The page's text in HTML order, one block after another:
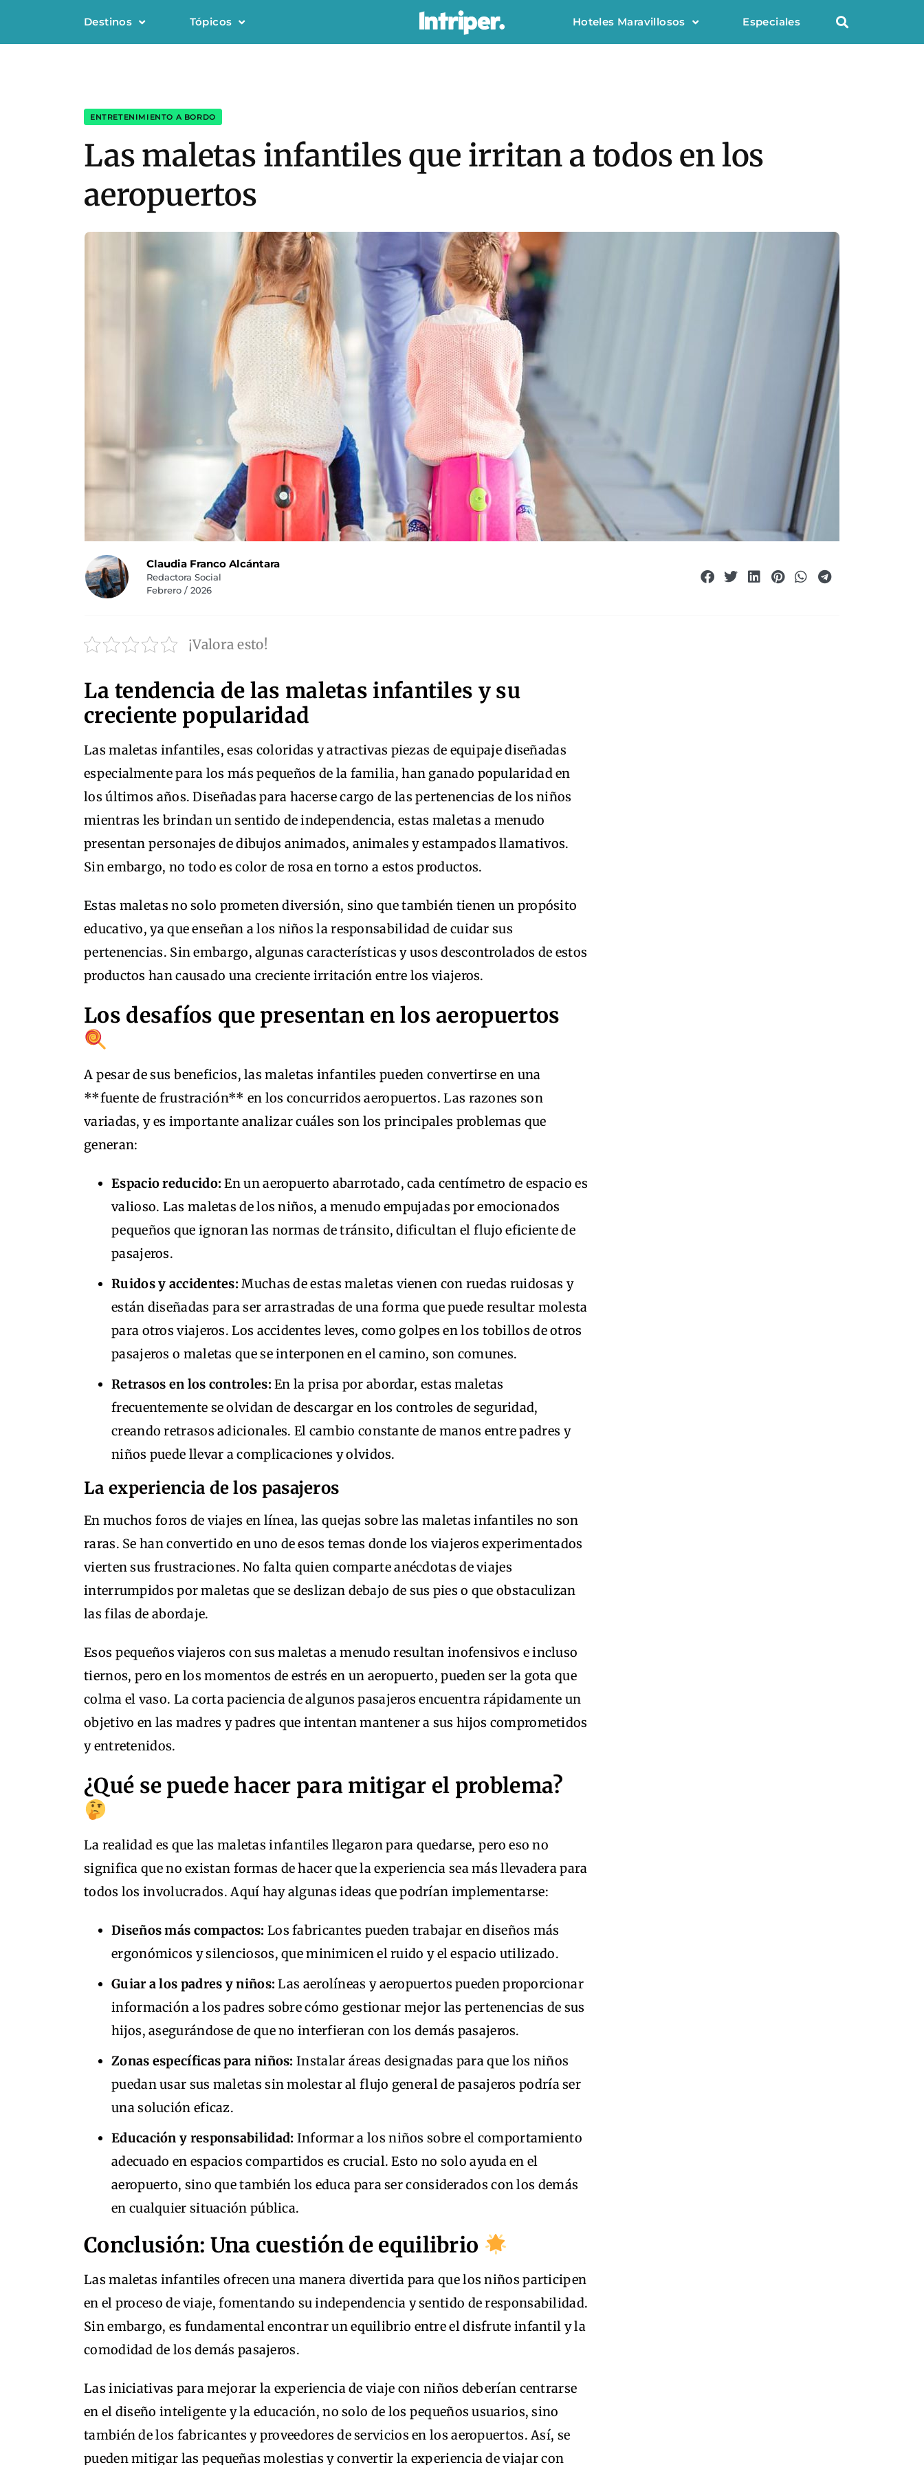
Destinos Tópicos Hoteles Maravillosos Especiales
ENTRETENIMIENTO A BORDO
Las maletas infantiles que irritan a todos en los
aeropuertos
Claudia Franco Alcántara
Redactora Social
Febrero / 2026
¡Valora esto!
La tendencia de las maletas infantiles y su
creciente popularidad
Las maletas infantiles, esas coloridas y atractivas piezas de equipaje diseñadas
especialmente para los más pequeños de la familia, han ganado popularidad en
los últimos años. Diseñadas para hacerse cargo de las pertenencias de los niños
mientras les brindan un sentido de independencia, estas maletas a menudo
presentan personajes de dibujos animados, animales y estampados llamativos.
Sin embargo, no todo es color de rosa en torno a estos productos.
Estas maletas no solo prometen diversión, sino que también tienen un propósito
educativo, ya que enseñan a los niños la responsabilidad de cuidar sus
pertenencias. Sin embargo, algunas características y usos descontrolados de estos
productos han causado una creciente irritación entre los viajeros.
Los desafíos que presentan en los aeropuertos
A pesar de sus beneficios, las maletas infantiles pueden convertirse en una
**fuente de frustración** en los concurridos aeropuertos. Las razones son
variadas, y es importante analizar cuáles son los principales problemas que
generan:
Espacio reducido: En un aeropuerto abarrotado, cada centímetro de espacio es
valioso. Las maletas de los niños, a menudo empujadas por emocionados
pequeños que ignoran las normas de tránsito, dificultan el flujo eficiente de
pasajeros.
Ruidos y accidentes: Muchas de estas maletas vienen con ruedas ruidosas y
están diseñadas para ser arrastradas de una forma que puede resultar molesta
para otros viajeros. Los accidentes leves, como golpes en los tobillos de otros
pasajeros o maletas que se interponen en el camino, son comunes.
Retrasos en los controles: En la prisa por abordar, estas maletas
frecuentemente se olvidan de descargar en los controles de seguridad,
creando retrasos adicionales. El cambio constante de manos entre padres y
niños puede llevar a complicaciones y olvidos.
La experiencia de los pasajeros
En muchos foros de viajes en línea, las quejas sobre las maletas infantiles no son
raras. Se han convertido en uno de esos temas donde los viajeros experimentados
vierten sus frustraciones. No falta quien comparte anécdotas de viajes
interrumpidos por maletas que se deslizan debajo de sus pies o que obstaculizan
las filas de abordaje.
Esos pequeños viajeros con sus maletas a menudo resultan inofensivos e incluso
tiernos, pero en los momentos de estrés en un aeropuerto, pueden ser la gota que
colma el vaso. La corta paciencia de algunos pasajeros encuentra rápidamente un
objetivo en las madres y padres que intentan mantener a sus hijos comprometidos
y entretenidos.
¿Qué se puede hacer para mitigar el problema?
La realidad es que las maletas infantiles llegaron para quedarse, pero eso no
significa que no existan formas de hacer que la experiencia sea más llevadera para
todos los involucrados. Aquí hay algunas ideas que podrían implementarse:
Diseños más compactos: Los fabricantes pueden trabajar en diseños más
ergonómicos y silenciosos, que minimicen el ruido y el espacio utilizado.
Guiar a los padres y niños: Las aerolíneas y aeropuertos pueden proporcionar
información a los padres sobre cómo gestionar mejor las pertenencias de sus
hijos, asegurándose de que no interfieran con los demás pasajeros.
Zonas específicas para niños: Instalar áreas designadas para que los niños
puedan usar sus maletas sin molestar al flujo general de pasajeros podría ser
una solución eficaz.
Educación y responsabilidad: Informar a los niños sobre el comportamiento
adecuado en espacios compartidos es crucial. Esto no solo ayuda en el
aeropuerto, sino que también los educa para ser considerados con los demás
en cualquier situación pública.
Conclusión: Una cuestión de equilibrio
Las maletas infantiles ofrecen una manera divertida para que los niños participen
en el proceso de viaje, fomentando su independencia y sentido de responsabilidad.
Sin embargo, es fundamental encontrar un equilibrio entre el disfrute infantil y la
comodidad de los demás pasajeros.
Las iniciativas para mejorar la experiencia de viaje con niños deberían centrarse
en el diseño inteligente y la educación, no solo de los pequeños usuarios, sino
también de los fabricantes y proveedores de servicios en los aeropuertos. Así, se
pueden mitigar las pequeñas molestias y convertir la experiencia de viajar con